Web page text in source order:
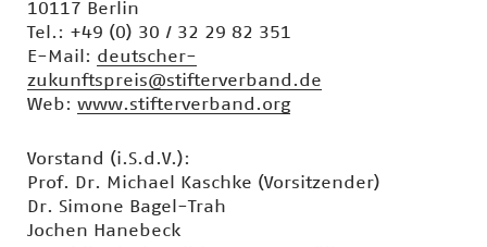
10117 Berlin
Tel.: +49 (0) 30 / 32 29 82 351
E-Mail: deutscher-
zukunftspreis@stifterverband.de
Web: www.stifterverband.org
Vorstand (i.S.d.V.):
Prof. Dr. Michael Kaschke (Vorsitzender)
Dr. Simone Bagel-Trah
Jochen Hanebeck